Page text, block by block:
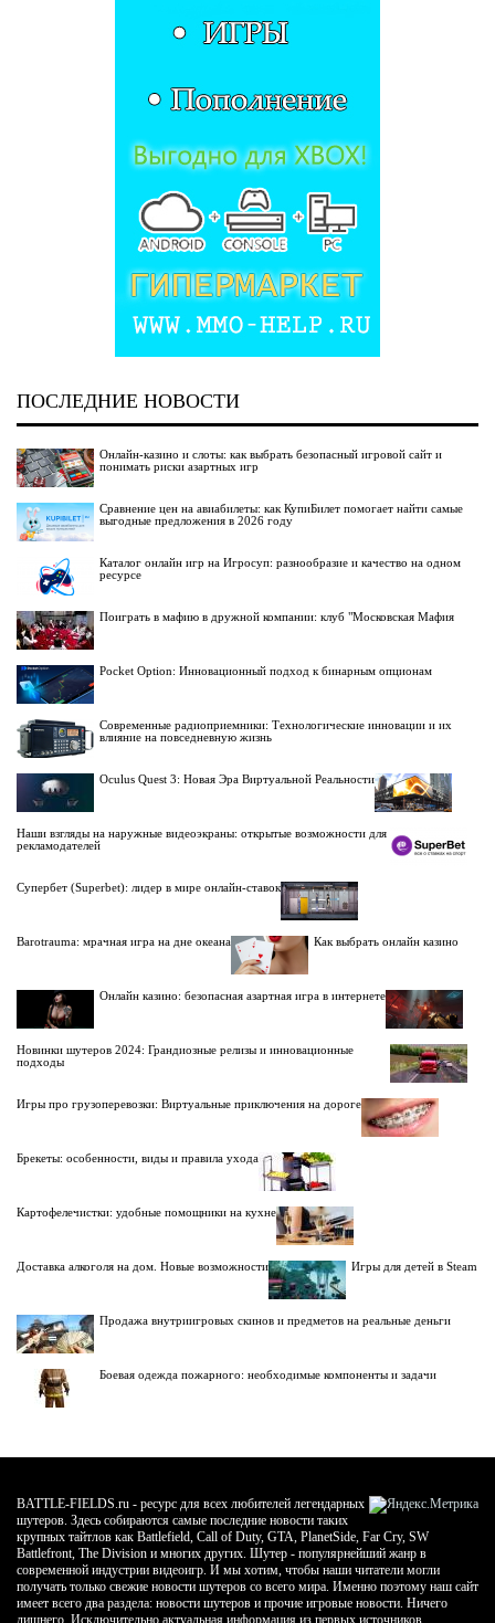
ПОСЛЕДНИЕ НОВОСТИ
Онлайн-казино и слоты: как выбрать безопасный игровой сайт и
понимать риски азартных игр
Сравнение цен на авиабилеты: как КупиБилет помогает найти самые
выгодные предложения в 2026 году
Каталог онлайн игр на Игросуп: разнообразие и качество на одном
ресурсе
Поиграть в мафию в дружной компании: клуб "Московская Мафия
Pocket Option: Инновационный подход к бинарным опционам
Современные радиоприемники: Технологические инновации и их
влияние на повседневную жизнь
Oculus Quest 3: Новая Эра Виртуальной Реальности
Наши взгляды на наружные видеоэкраны: открытые возможности для
рекламодателей
Супербет (Superbet): лидер в мире онлайн-ставок
Barotrauma: мрачная игра на дне океана Как выбрать онлайн казино
Онлайн казино: безопасная азартная игра в интернете
Новинки шутеров 2024: Грандиозные релизы и инновационные
подходы
Игры про грузоперевозки: Виртуальные приключения на дороге
Брекеты: особенности, виды и правила ухода
Картофелечистки: удобные помощники на кухне
Доставка алкоголя на дом. Новые возможности Игры для детей в Steam
Продажа внутриигровых скинов и предметов на реальные деньги
Боевая одежда пожарного: необходимые компоненты и задачи
BATTLE-FIELDS.ru - ресурс для всех любителей легендарных
шутеров. Здесь собираются самые последние новости таких
крупных тайтлов как Battlefield, Call of Duty, GTA, PlanetSide, Far Cry, SW
Battlefront, The Division и многих других. Шутер - популярнейший жанр в
современной индустрии видеоигр. И мы хотим, чтобы наши читатели могли
получать только свежие новости шутеров со всего мира. Именно поэтому наш сайт
имеет всего два раздела: новости шутеров и прочие игровые новости. Ничего
лишнего. Исключительно актуальная информация из первых источников.